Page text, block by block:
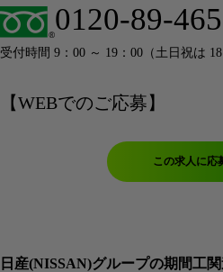
0120-89-
受付時間 9：00 ～ 19：00（土日祝は 18
【WEBでのご応募】
この求人に応
日産(NISSAN)グループの期間工